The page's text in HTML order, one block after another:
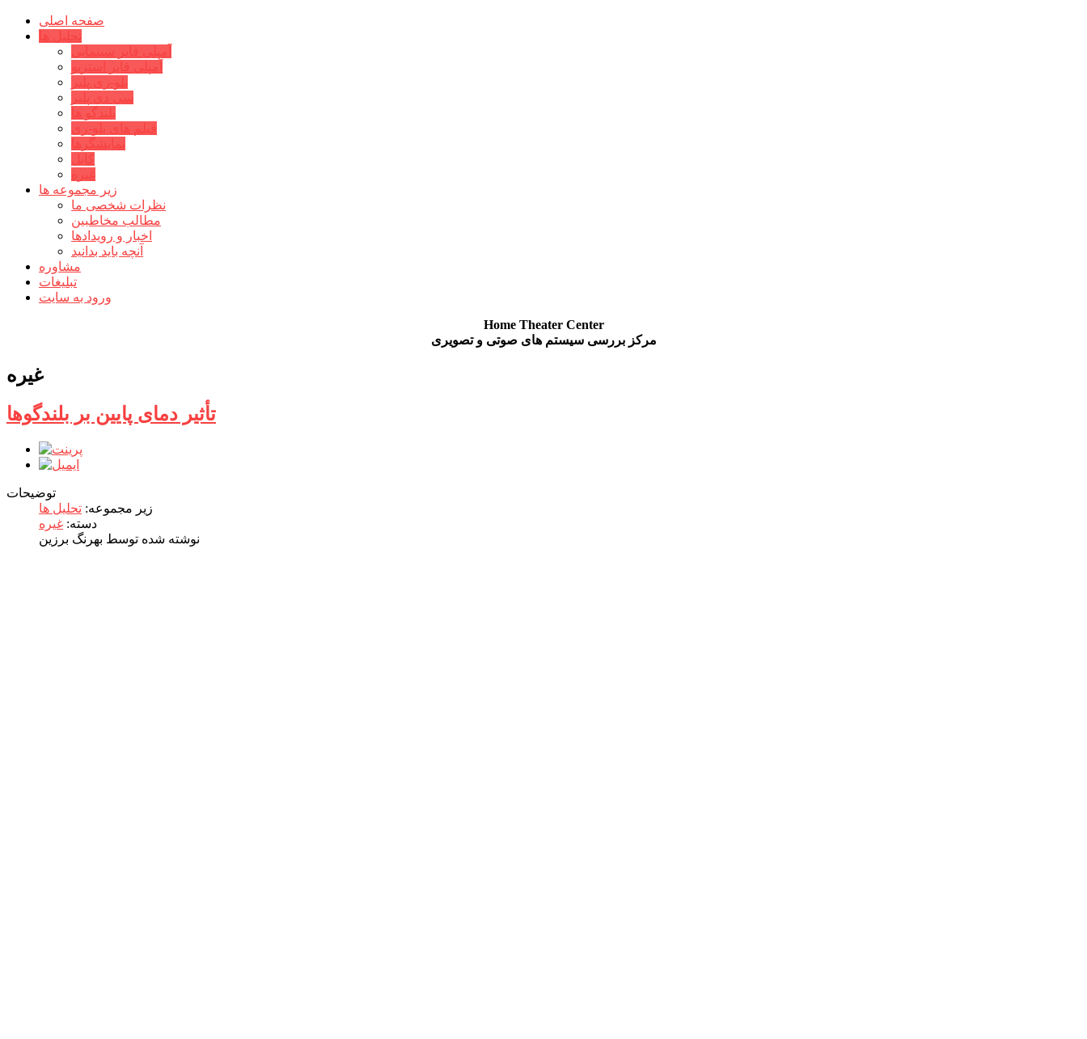
صفحه اصلی
تحلیل ها
آمپلی فایر سینمایی
آمپلی فایر استریو
بلو-ری پلیر
سی دی پلیر
بلندگو ها
فیلم های بلو-ری
نمایشگرها
کابل
غیره
زیر مجموعه ها
نظرات شخصی ما
مطالب مخاطبین
اخبار و رویدادها
آنچه باید بدانید
مشاوره
تبلیغات
ورود به سایت
Home Theater Center
مرکز بررسی سیستم های صوتی و تصویری
غیره
تأثیر دمای پایین بر بلندگوها
توضیحات
زیر مجموعه: تحلیل ها
دسته: غیره
نوشته شده توسط بهرنگ برزین